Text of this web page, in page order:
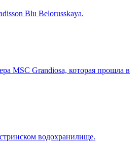
Blu Belorusskaya.
MSC Grandiosa, которая прошла в
водохранилище.